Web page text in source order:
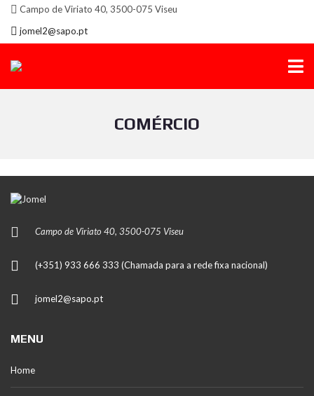
Campo de Viriato 40, 3500-075 Viseu
jomel2@sapo.pt
COMÉRCIO
Campo de Viriato 40, 3500-075 Viseu
(+351) 933 666 333 (Chamada para a rede fixa nacional)
jomel2@sapo.pt
MENU
Home